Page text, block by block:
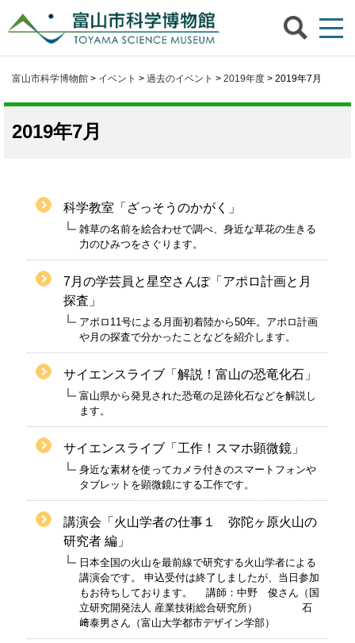
富山市科学博物館 > イベント > 過去のイベント > 2019年度 > 2019年7月
2019年7月
科学教室「ざっそうのかがく」
雑草の名前を絵合わせで調べ、身近な草花の生きる
力のひみつをさぐります。
7月の学芸員と星空さんぽ「アポロ計画と月
探査」
アポロ11号による月面初着陸から50年。アポロ計画
や月の探査で分かったことなどを紹介します。
サイエンスライブ「解説！富山の恐竜化石」
富山県から発見された恐竜の足跡化石などを解説し
ます。
サイエンスライブ「工作！スマホ顕微鏡」
身近な素材を使ってカメラ付きのスマートフォンや
タブレットを顕微鏡にする工作です。
講演会「火山学者の仕事１ 弥陀ヶ原火山の
研究者 編」
日本全国の火山を最前線で研究する火山学者による
講演会です。 申込受付は終了しましたが、当日参加
もお待ちしております。 講師：中野 俊さん（国
立研究開発法人 産業技術総合研究所） 石
﨑泰男さん（富山大学都市デザイン学部）